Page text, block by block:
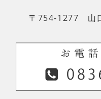
〒754-1277 山